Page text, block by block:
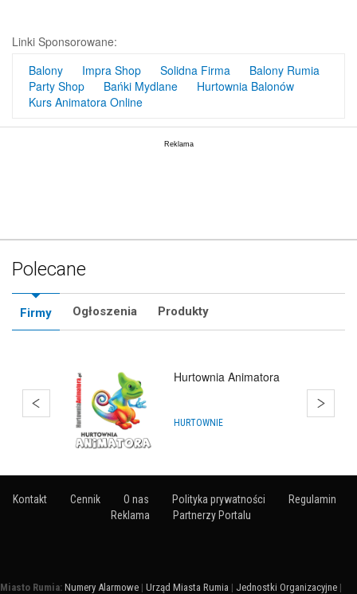
Linki Sponsorowane:
Balony
Impra Shop Solidna Firma
Balony Rumia
Party Shop
Bańki Mydlane
Hurtownia Balonów
Kurs Animatora Online
Polecane
Firmy Ogłoszenia Produkty
Hurtownia Animatora
HURTOWNIE
Kontakt Cennik O nas Polityka prywatności
Regulamin
Reklama
Partnerzy Portalu
Miasto Rumia: Numery Alarmowe | Urząd Miasta Rumia | Jednostki Organizacyjne |